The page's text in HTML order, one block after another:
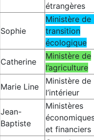
étrangères
Sophie
Ministère de
transition
écologique
Catherine
Ministère de
l’agriculture
Marie Line
Ministère de
l’intérieur
Jean-
Baptiste
Ministères
et financiers